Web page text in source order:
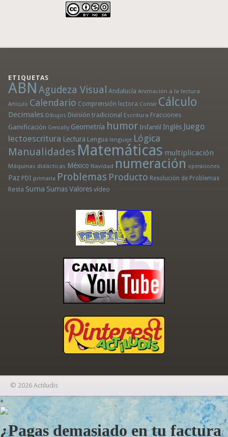
ETIQUETAS
ABN Agudeza Visual Andalucía Animación a la lectura
Artículo Calendario Comprensión lectora Contar Cálculo
Decimales Dibujos División tradicional Escritura Fracciones
Gamificación Genially Geometría humor Infantil Inglés Juego
lectoescritura Lectura Lengua lenguaje Lógica
Manualidades Matemáticas multiplicación
Máquinas didácticas México Navidad numeración operaciones
Paz PDI primaria Problemas Producto Resolución de Problemas
Resta Suma Sumas Valores vídeo
© 2026 Actiludis
×
¿Pagas demasiado en tu factura